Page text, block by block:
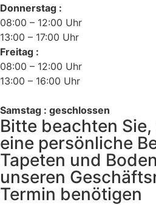
Donnerstag :
08:00 – 12:00 Uhr
13:00 – 17:00 Uhr
Freitag :
08:00 – 12:00 Uhr
13:00 – 16:00 Uhr
Samstag : geschlossen
Bitte beachten
eine persönliche
Tapeten und
unseren
Termin benötigen